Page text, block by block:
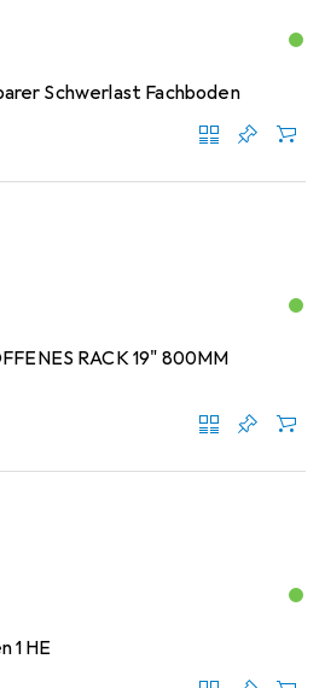
Schwerlast Fachboden
RACK 19" 800MM
1 HE